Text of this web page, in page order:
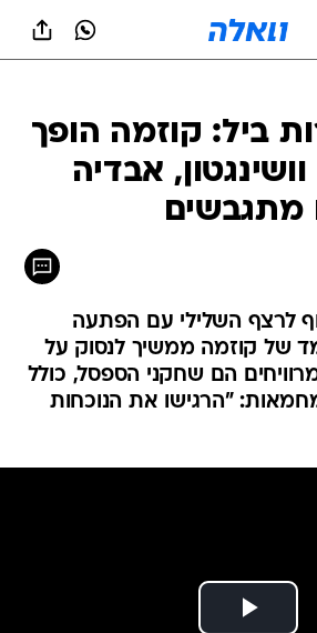
ביל: קוזמה הופך
אבדיה
מתגבשים
לרצף השלילי עם הפתעה
של קוזמה ממשיך לנסוק על
הם שחקני הספסל, כולל
"הרגישו את הנוכחות